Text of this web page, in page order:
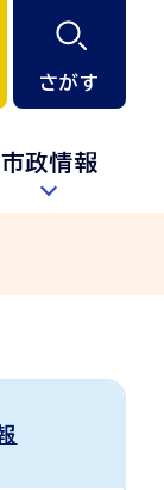
さがす
市政情報